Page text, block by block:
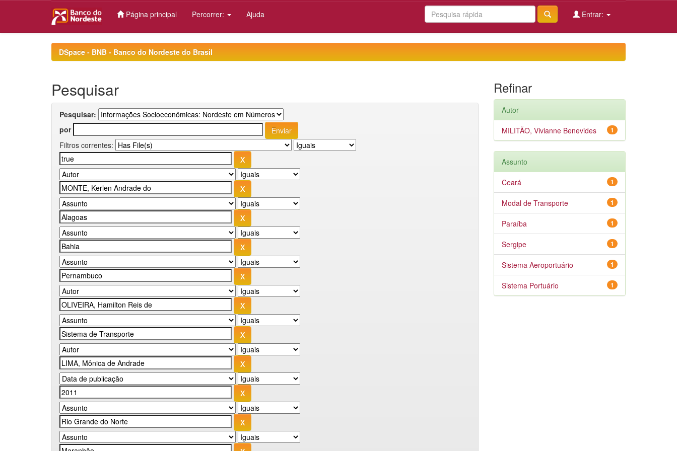
Página principal Percorrer: Ajuda Entrar:
DSpace - BNB - Banco do Nordeste do Brasil
Pesquisar
Pesquisar:
por
Filtros correntes:
Refinar
Autor
1
MILITÃO, Vivianne Benevides
Assunto
1
Ceará
1
Modal de Transporte
1
Paraíba
1
Sergipe
1
Sistema Aeroportuário
1
Sistema Portuário